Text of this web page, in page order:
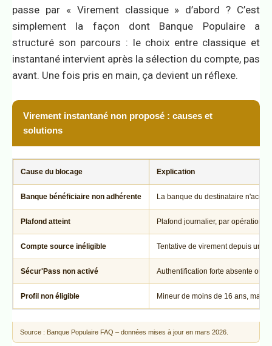
passe par « Virement classique » d’abord ? C’est
simplement la façon dont Banque Populaire a
structuré son parcours : le choix entre classique et
instantané intervient après la sélection du compte, pas
avant. Une fois pris en main, ça devient un réflexe.
Virement instantané non proposé : causes et
solutions
Cause du blocage Explication
Banque bénéficiaire non adhérente La banque du destinataire
Plafond atteint Plafond journalier, par opération
Compte source inéligible Tentative de virement depuis un
Sécur'Pass non activé Authentification forte absente ou
Profil non éligible Mineur de moins de 16 ans,
Source : Banque Populaire FAQ – données mises à jour en mars 2026.